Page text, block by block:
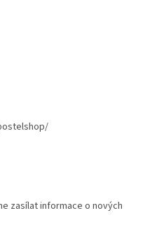
zasílat informace o nových